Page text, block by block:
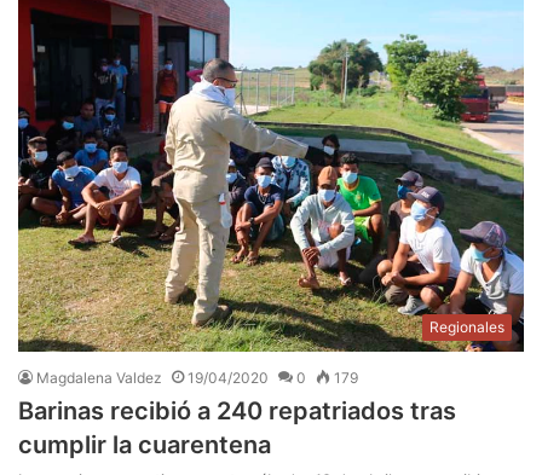
Regionales
Magdalena Valdez 19/04/2020 0 179
Barinas recibió a 240 repatriados tras
cumplir la cuarentena